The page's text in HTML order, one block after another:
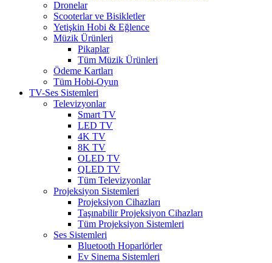
Dronelar
Scooterlar ve Bisikletler
Yetişkin Hobi & Eğlence
Müzik Ürünleri
Pikaplar
Tüm Müzik Ürünleri
Ödeme Kartları
Tüm Hobi-Oyun
TV-Ses Sistemleri
Televizyonlar
Smart TV
LED TV
4K TV
8K TV
OLED TV
QLED TV
Tüm Televizyonlar
Projeksiyon Sistemleri
Projeksiyon Cihazları
Taşınabilir Projeksiyon Cihazları
Tüm Projeksiyon Sistemleri
Ses Sistemleri
Bluetooth Hoparlörler
Ev Sinema Sistemleri